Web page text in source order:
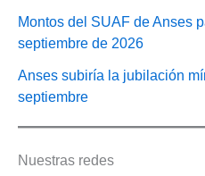
Montos del SUAF de Anses
septiembre de 2026
Anses subiría la jubilación
septiembre
Nuestras redes